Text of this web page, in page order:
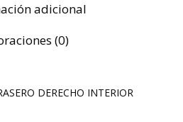
adicional
(0)
DERECHO INTERIOR